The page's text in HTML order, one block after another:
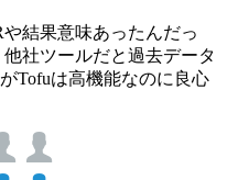
結果意味あったんだっ
社ツールだと過去データ
Tofuは高機能なのに良心